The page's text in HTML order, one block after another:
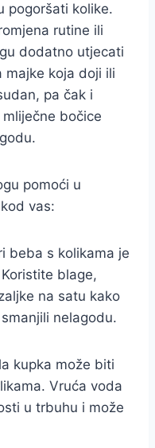
pogoršati kolike.
rutine ili
dodatno utjecati
majke koja doji ili
pa čak i
bočice
pomoći u
vas:
beba s kolikama je
blage,
na satu kako
nelagodu.
kupka može biti
Vruća voda
u trbuhu i može